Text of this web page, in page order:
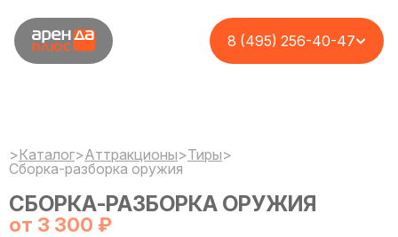
8 (495) 256-40-47
>Каталог>Аттракционы>Тиры>
Сборка-разборка оружия
СБОРКА-РАЗБОРКА ОРУЖИЯ
от 3 300 ₽